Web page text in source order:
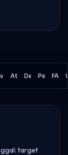
AturanDetail Lainnya
FAQ
target